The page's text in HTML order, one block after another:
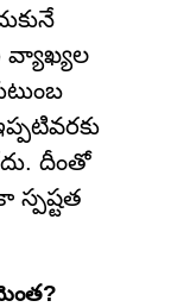
వ్యాఖ్యల
దీంతో
స్పష్టత